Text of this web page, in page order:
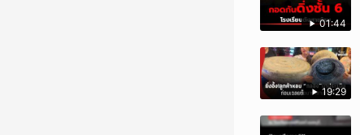
01:44
19:29